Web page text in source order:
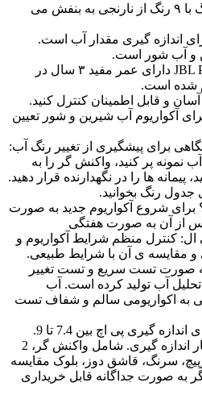
این محصول مقیاس رنگ با ۹ رنگ از نارنجی به بنفش می
اندازه گیری مقدار آب است.
و آب شور است.
یک نوع تستر JBL PH 7.4-9.0 دارای عمر مفید ۳ سال در
شده است.
و قابل اطمینان کنترل کنید.
آکواریوم آب شیرین و شور تعیین
برای پیشگیری از تغییر رنگ آب:
آب نمونه پر کنید، واکنش گر را به
پیمانه ها را در نگهدارنده قرار دهید.
جدول رنگ بخوانید.
برای شروع آکواریوم جدید به صورت
پس از آن به صورت هفتگی
ال: کنترل منظم شرایط آکواریوم و
مقایسه ی آن با شرایط طبیعی.
صورت تست سریع و تست تغییر
تحلیل آب تولید کرده است. آب
به اکواریومی سالم و شفاف تست
حاوی: 1 تست سریع برای اندازه گیری پی اچ بین 7.4 تا 9.
مناسب برای حدود 80 بار اندازه گیری. شامل واکنش گر، 2
سرنگ، قاشق دوز، بلوک مقایسه
به صورت جداگانه قابل خریداری